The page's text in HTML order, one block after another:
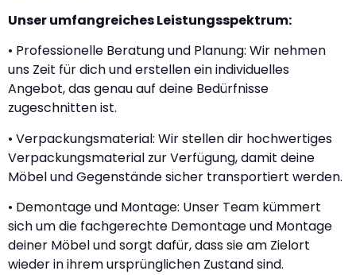
Unser umfangreiches Leistungsspektrum:
• Professionelle Beratung und Planung: Wir nehmen
uns Zeit für dich und erstellen ein individuelles
Angebot, das genau auf deine Bedürfnisse
zugeschnitten ist.
• Verpackungsmaterial: Wir stellen dir hochwertiges
Verpackungsmaterial zur Verfügung, damit deine
Möbel und Gegenstände sicher transportiert werden.
• Demontage und Montage: Unser Team kümmert
sich um die fachgerechte Demontage und Montage
deiner Möbel und sorgt dafür, dass sie am Zielort
wieder in ihrem ursprünglichen Zustand sind.